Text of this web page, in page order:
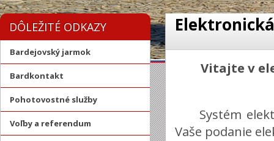
DÔLEŽITÉ ODKAZY
Bardejovský jarmok
Bardkontakt
Pohotovostné služby
Voľby a referendum
Vitajte v
Systém
Vaše podanie